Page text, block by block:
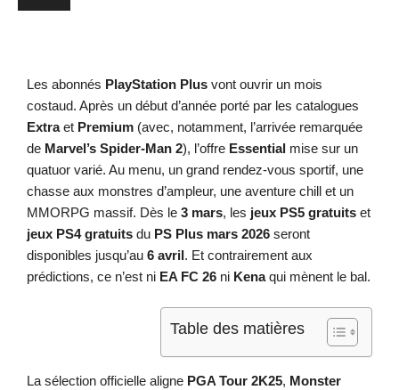
Les abonnés PlayStation Plus vont ouvrir un mois
costaud. Après un début d’année porté par les catalogues
Extraet Premium (avec, notamment, l’arrivée remarquée
de Marvel’s Spider-Man 2), l’offre Essential mise sur un
quatuor varié. Au menu, un grand rendez-vous sportif, une
chasse aux monstres d’ampleur, une aventure chill et un
MMORPG massif. Dès le 3 mars, les jeux PS5 gratuits et
jeux PS4 gratuits du PS Plus mars 2026 seront
disponibles jusqu’au 6 avril. Et contrairement aux
prédictions, ce n’est ni EA FC 26 ni Kenaqui mènent le bal.
Table des matières
La sélection officielle aligne PGA Tour 2K25, Monster